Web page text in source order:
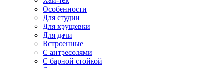
Особенности
Для студии
Для хрущевки
Для дачи
Встроенные
С антресолями
С барной стойкой